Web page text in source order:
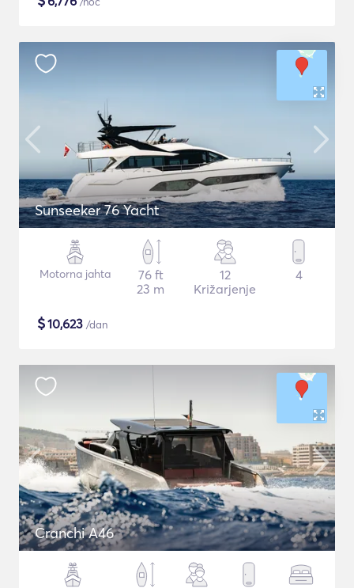
Sunseeker 76 Yacht
Motorna jahta
76 ft
23 m
12
Križarjenje
4
$10,623 /dan
Cranchi A46